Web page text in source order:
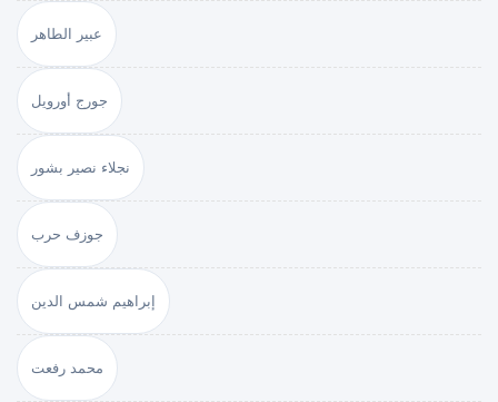
عبير الطاهر
جورج أورويل
نجلاء نصير بشور
جوزف حرب
إبراهيم شمس الدين
محمد رفعت